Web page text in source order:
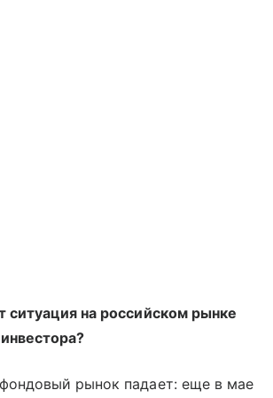
ситуация на российском рынке
рынок падает: еще в мае